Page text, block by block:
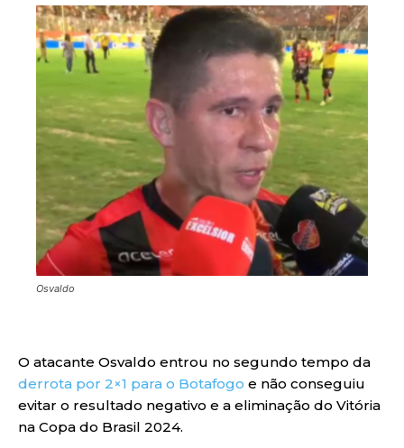
Osvaldo
O atacante Osvaldo entrou no segundo tempo da
derrota por 2×1 para o Botafogo e não conseguiu
evitar o resultado negativo e a eliminação do Vitória
na Copa do Brasil 2024.